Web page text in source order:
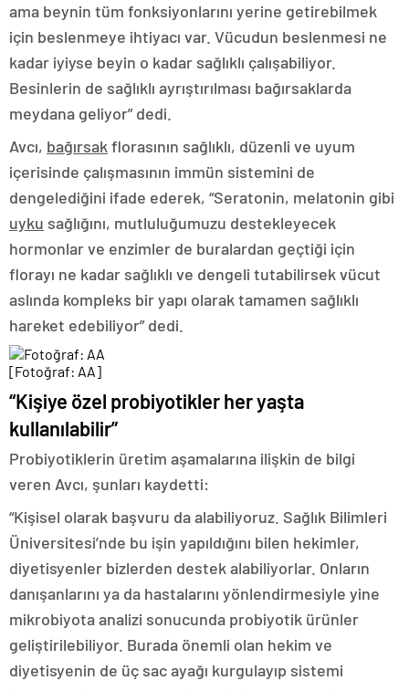
ama beynin tüm fonksiyonlarını yerine getirebilmek
için beslenmeye ihtiyacı var. Vücudun beslenmesi ne
kadar iyiyse beyin o kadar sağlıklı çalışabiliyor.
Besinlerin de sağlıklı ayrıştırılması bağırsaklarda
meydana geliyor” dedi.
Avcı, bağırsak florasının sağlıklı, düzenli ve uyum
içerisinde çalışmasının immün sistemini de
dengelediğini ifade ederek, “Seratonin, melatonin gibi
uyku sağlığını, mutluluğumuzu destekleyecek
hormonlar ve enzimler de buralardan geçtiği için
florayı ne kadar sağlıklı ve dengeli tutabilirsek vücut
aslında kompleks bir yapı olarak tamamen sağlıklı
hareket edebiliyor” dedi.
[Fotoğraf: AA]
“Kişiye özel probiyotikler her yaşta
kullanılabilir”
Probiyotiklerin üretim aşamalarına ilişkin de bilgi
veren Avcı, şunları kaydetti:
“Kişisel olarak başvuru da alabiliyoruz. Sağlık Bilimleri
Üniversitesi’nde bu işin yapıldığını bilen hekimler,
diyetisyenler bizlerden destek alabiliyorlar. Onların
danışanlarını ya da hastalarını yönlendirmesiyle yine
mikrobiyota analizi sonucunda probiyotik ürünler
geliştirilebiliyor. Burada önemli olan hekim ve
diyetisyenin de üç sac ayağı kurgulayıp sistemi